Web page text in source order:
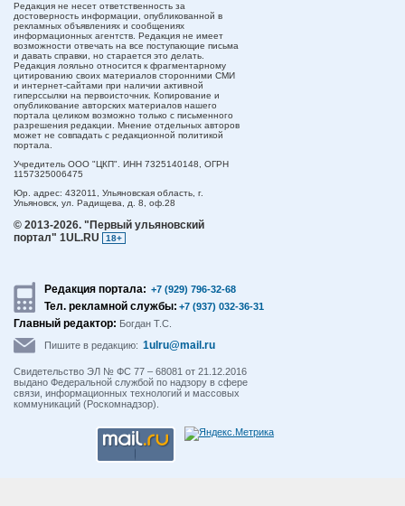
Редакция не несет ответственность за
достоверность информации, опубликованной в
рекламных объявлениях и сообщениях
информационных агентств. Редакция не имеет
возможности отвечать на все поступающие письма
и давать справки, но старается это делать.
Редакция лояльно относится к фрагментарному
цитированию своих материалов сторонними СМИ
и интернет-сайтами при наличии активной
гиперссылки на первоисточник. Копирование и
опубликование авторских материалов нашего
портала целиком возможно только с письменного
разрешения редакции. Мнение отдельных авторов
может не совпадать с редакционной политикой
портала.
Учредитель ООО "ЦКП". ИНН 7325140148, ОГРН
1157325006475
Юр. адрес: 432011, Ульяновская область, г.
Ульяновск, ул. Радищева, д. 8, оф.28
© 2013-2026. "Первый ульяновский
портал" 1UL.RU
18+
Редакция портала: +7 (929) 796-32-68
Тел. рекламной службы: +7 (937) 032-36-31
Главный редактор: Богдан Т.С.
Пишите в редакцию: 1ulru@mail.ru
Свидетельство ЭЛ № ФС 77 – 68081 от 21.12.2016
выдано Федеральной службой по надзору в сфере
связи, информационных технологий и массовых
коммуникаций (Роскомнадзор).